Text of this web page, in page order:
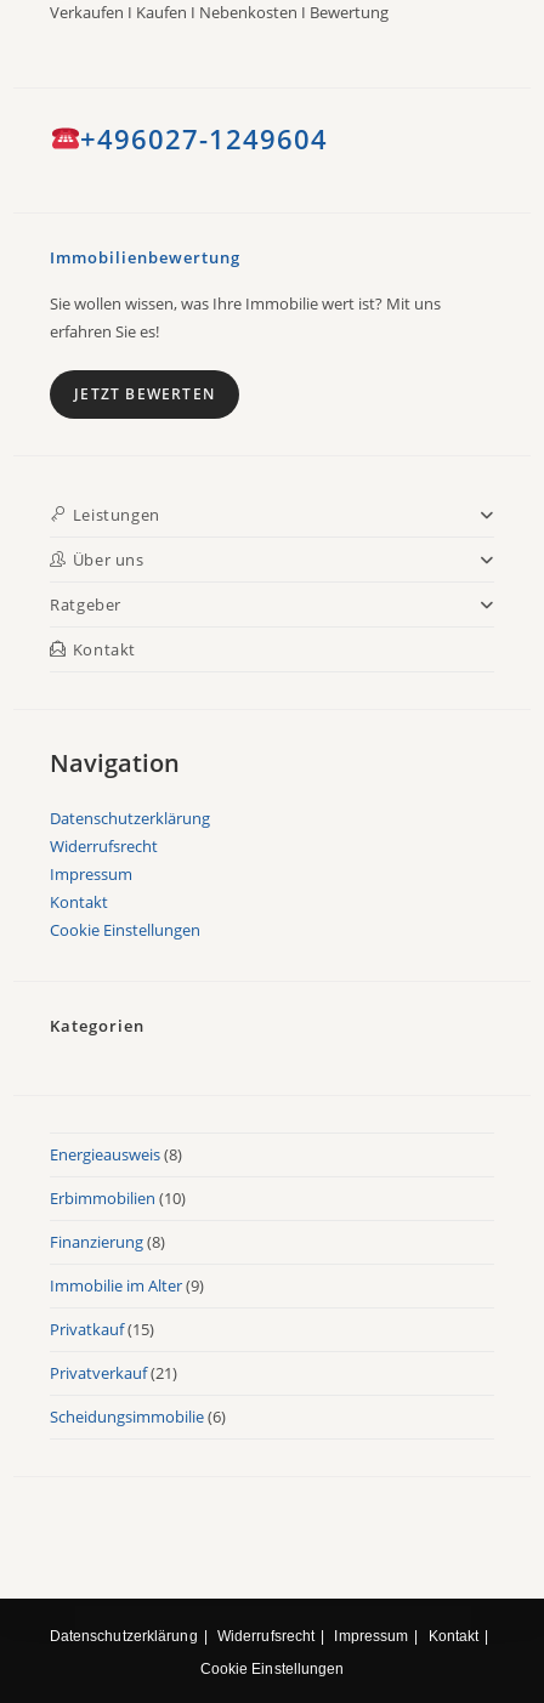
Verkaufen I Kaufen I Nebenkosten I Bewertung
+496027-1249604
Immobilienbewertung
Sie wollen wissen, was Ihre Immobilie wert ist? Mit uns
erfahren Sie es!
JETZT BEWERTEN
Leistungen
Über uns
Ratgeber
Kontakt
Navigation
Datenschutzerklärung
Widerrufsrecht
Impressum
Kontakt
Cookie Einstellungen
Kategorien
Energieausweis(8)
Erbimmobilien (10)
Finanzierung(8)
Immobilie im Alter(9)
Privatkauf(15)
Privatverkauf(21)
Scheidungsimmobilie(6)
Datenschutzerklärung Widerrufsrecht Impressum
Kontakt
Cookie Einstellungen